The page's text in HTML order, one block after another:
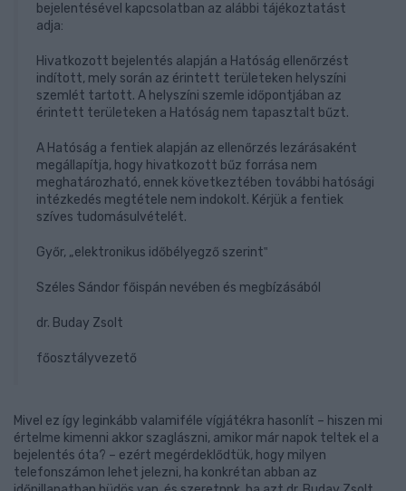
bejelentésével kapcsolatban az alábbi tájékoztatást
adja:
Hivatkozott bejelentés alapján a Hatóság ellenőrzést
indított, mely során az érintett területeken helyszíni
szemlét tartott. A helyszíni szemle időpontjában az
érintett területeken a Hatóság nem tapasztalt bűzt.
A Hatóság a fentiek alapján az ellenőrzés lezárásaként
megállapítja, hogy hivatkozott bűz forrása nem
meghatározható, ennek következtében további hatósági
intézkedés megtétele nem indokolt. Kérjük a fentiek
szíves tudomásulvételét.
Győr, „elektronikus időbélyegző szerint‟
Széles Sándor főispán nevében és megbízásából
dr. Buday Zsolt
főosztályvezető
Mivel ez így leginkább valamiféle vígjátékra hasonlít – hiszen mi
értelme kimenni akkor szaglászni, amikor már napok teltek el a
bejelentés óta? – ezért megérdeklődtük, hogy milyen
telefonszámon lehet jelezni, ha konkrétan abban az